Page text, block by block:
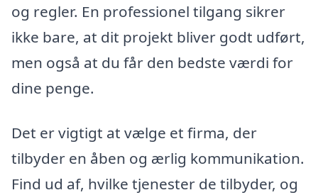
og regler. En professionel tilgang sikrer
ikke bare, at dit projekt bliver godt udført,
men også at du får den bedste værdi for
dine penge.
Det er vigtigt at vælge et firma, der
tilbyder en åben og ærlig kommunikation.
Find ud af, hvilke tjenester de tilbyder, og